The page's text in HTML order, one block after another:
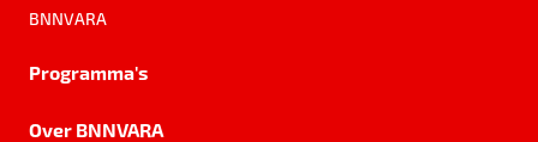
BNNVARA
Programma's
Over BNNVARA